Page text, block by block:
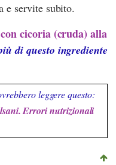
e servite subito.
cicoria (cruda) alla
di questo ingrediente
leggere questo:
Errori nutrizionali